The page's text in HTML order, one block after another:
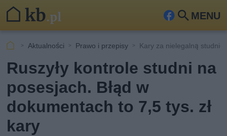
MENU
Fa
ook
Szu
kaj
Aktualności Prawo i przepisy Kary za nielegalną studnię
Ruszyły kontrole studni na
posesjach. Błąd w
dokumentach to 7,5 tys. zł
kary